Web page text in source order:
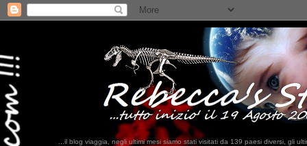
...il blog viaggia, negli ultimi mesi siamo stati visitati da 139 paesi diversi, gli